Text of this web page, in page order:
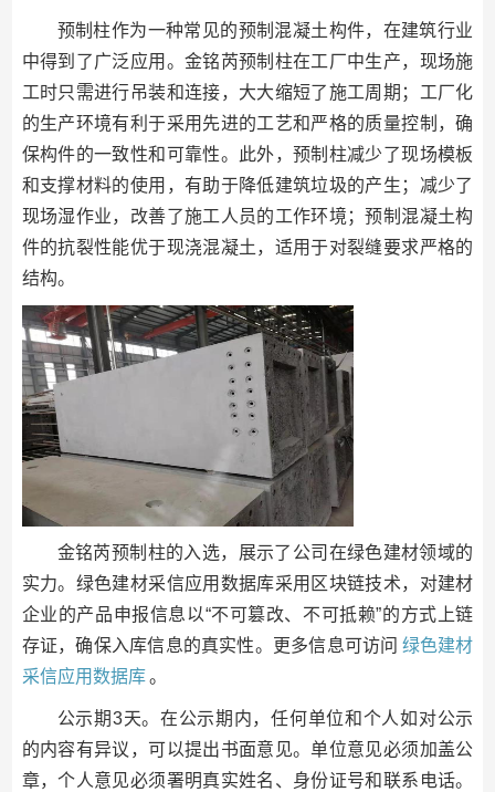
预制柱作为一种常见的预制混凝土构件，在建筑行业
中得到了广泛应用。金铭芮预制柱在工厂中生产，现场施
工时只需进行吊装和连接，大大缩短了施工周期；工厂化
的生产环境有利于采用先进的工艺和严格的质量控制，确
保构件的一致性和可靠性。此外，预制柱减少了现场模板
和支撑材料的使用，有助于降低建筑垃圾的产生；减少了
现场湿作业，改善了施工人员的工作环境；预制混凝土构
件的抗裂性能优于现浇混凝土，适用于对裂缝要求严格的
结构。
金铭芮预制柱的入选，展示了公司在绿色建材领域的
实力。绿色建材采信应用数据库采用区块链技术，对建材
企业的产品申报信息以“不可篡改、不可抵赖”的方式上链
存证，确保入库信息的真实性。更多信息可访问 绿色建材
采信应用数据库。
公示期3天。在公示期内，任何单位和个人如对公示
的内容有异议，可以提出书面意见。单位意见必须加盖公
章，个人意见必须署明真实姓名、身份证号和联系电话。